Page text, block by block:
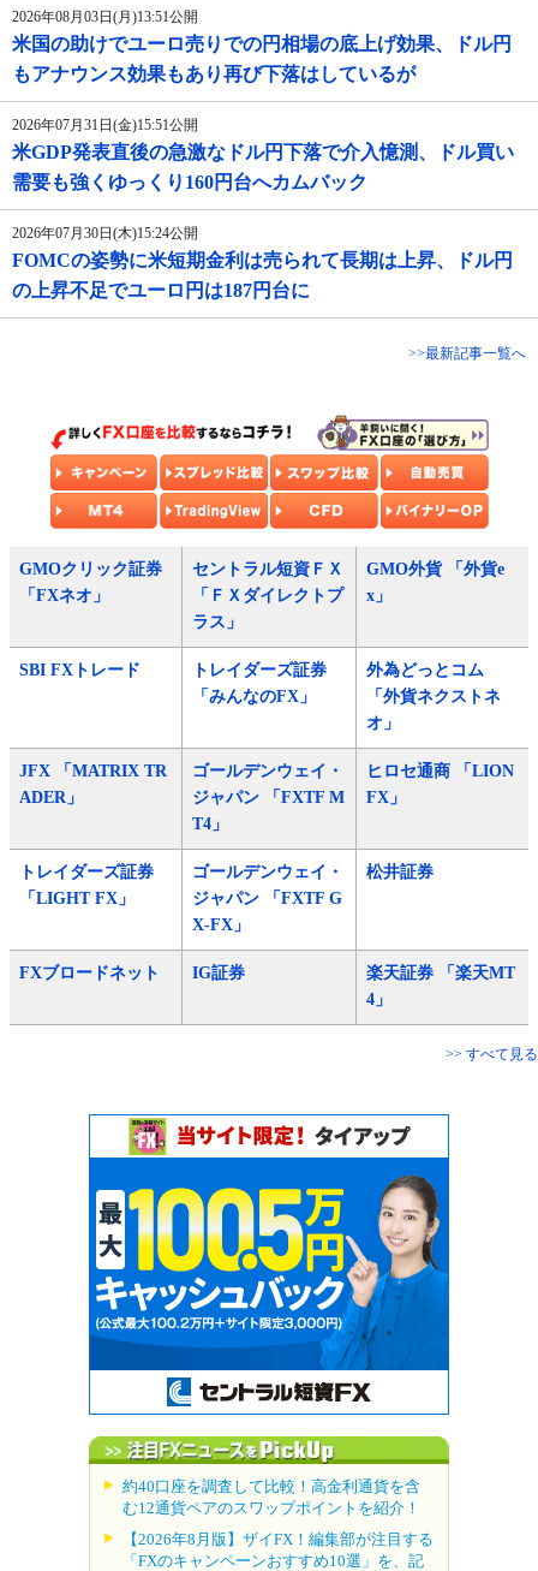
2026年08月03日(月)13:51公開
米国の助けでユーロ売りでの円相場の底上げ効果、ドル円
もアナウンス効果もあり再び下落はしているが
2026年07月31日(金)15:51公開
米GDP発表直後の急激なドル円下落で介入憶測、ドル買い
需要も強くゆっくり160円台へカムバック
2026年07月30日(木)15:24公開
FOMCの姿勢に米短期金利は売られて長期は上昇、ドル円
の上昇不足でユーロ円は187円台に
>>最新記事一覧へ
GMOクリック証券
「FXネオ」
セントラル短資ＦＸ
「ＦＸダイレクトプ
ラス」
GMO外貨 「外貨e
x」
SBI FXトレード
トレイダーズ証券
「みんなのFX」
外為どっとコム
「外貨ネクストネ
オ」
JFX 「MATRIX TR
ADER」
ゴールデンウェイ・
ジャパン 「FXTF M
T4」
ヒロセ通商 「LION
FX」
トレイダーズ証券
「LIGHT FX」
ゴールデンウェイ・
ジャパン 「FXTF G
X-FX」
松井証券
FXブロードネット IG証券
楽天証券 「楽天MT
4」
>> すべて見る
約40口座を調査して比較！高金利通貨を含
む12通貨ペアのスワップポイントを紹介！
【2026年8月版】ザイFX！編集部が注目する
「FXのキャンペーンおすすめ10選」を、記